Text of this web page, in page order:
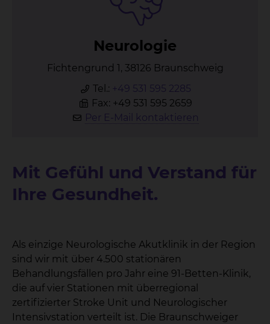
Neu­ro­lo­gie
Fichtengrund 1, 38126 Braunschweig
Tel.: +49 531 595 2285
Fax: +49 531 595 2659
Per E-Mail kontaktieren
Mit Gefühl und Verstand für
Ihre Gesundheit.
Als einzige Neurologische Akutklinik in der Region
sind wir mit über 4.500 stationären
Behandlungsfällen pro Jahr eine 91-Betten-Klinik,
die auf vier Stationen mit überregional
zertifizierter Stroke Unit und Neurologischer
Intensivstation verteilt ist. Die Braunschweiger